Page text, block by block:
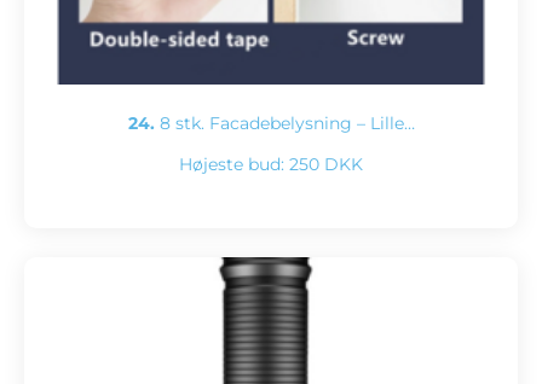
24. 8 stk. Facadebelysning – Lille…
Højeste bud: 250 DKK